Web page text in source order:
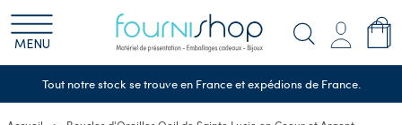
MENU
Tout notre stock se trouve en France et expédions de France.